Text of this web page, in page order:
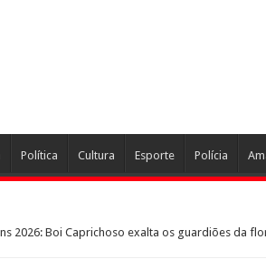
Política Cultura Esporte Polícia
2026: Boi Caprichoso exalta os guardiões da